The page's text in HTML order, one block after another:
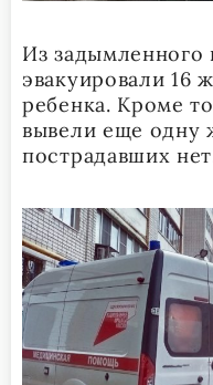
Из задымленного
эвакуировали 16
ребенка. Кроме
вывели еще
пострадавших